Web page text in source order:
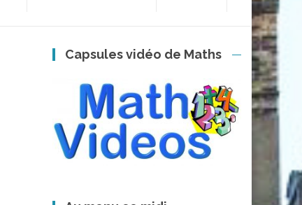
Capsules vidéo de Maths